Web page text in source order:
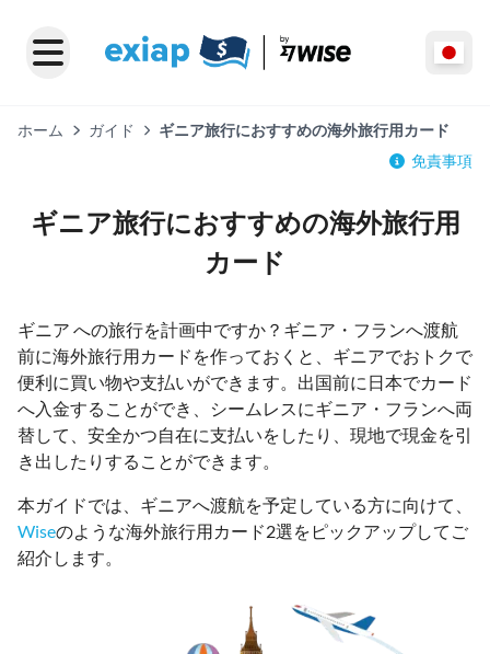
ホーム ガイド
ギニア旅行におすすめの海外旅行用カード
免責事項
ギニア旅行におすすめの海外旅行用
カード
ギニア への旅行を計画中ですか？ギニア・フランへ渡航
前に海外旅行用カードを作っておくと、ギニアでおトクで
便利に買い物や支払いができます。出国前に日本でカード
へ入金することができ、シームレスにギニア・フランへ両
替して、安全かつ自在に支払いをしたり、現地で現金を引
き出したりすることができます。
本ガイドでは、ギニアへ渡航を予定している方に向けて、
Wiseのような海外旅行用カード2選をピックアップしてご
紹介します。